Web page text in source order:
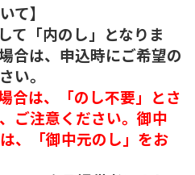
て】
て「内のし」となりま
合は、申込時にご希望の
い。
合は、「のし不要」とさ
ご注意ください。御中
、「御中元のし」をお